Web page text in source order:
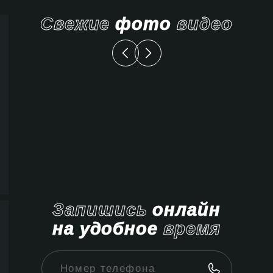
Свежиефото видео
Запишисьонлайн
на удобное время